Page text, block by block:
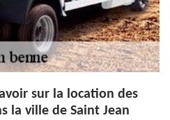
sur la location des
la ville de Saint Jean